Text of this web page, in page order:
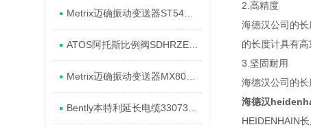
2.高精度
海德汉公司的
的长度计具有
3.坚固耐用
海德汉公司的
海德汉
HEIDENHAIN